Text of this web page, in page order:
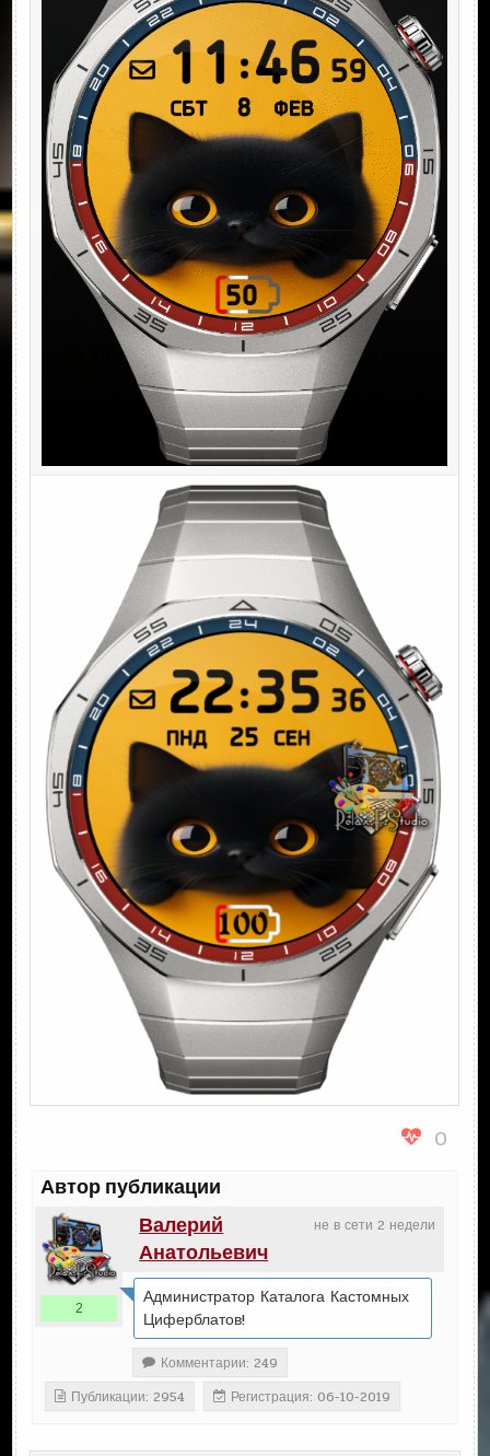
0
Автор публикации
не в сети 2 недели
Валерий
Анатольевич
2
Администратор Каталога Кастомных
Циферблатов!
Комментарии: 249
Публикации: 2954
Регистрация: 06-10-2019